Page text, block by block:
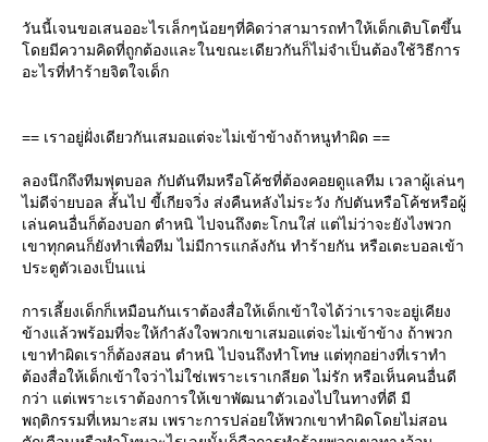
วันนี้เจนขอเสนออะไรเล็กๆน้อยๆที่คิดว่าสามารถทำให้เด็กเติบโตขึ้น
ดยมีความคิดที่ถูกต้องและในขณะเดียวกันก็ไม่จำเป็นต้องใช้วิธีการ
อะไรที่ทำร้ายจิตใจเด็ก
== เราอยู่ฝั่งเดียวกันเสมอแต่จะไม่เข้าข้างถ้าหนูทำผิด ==
ลองนึกถึงทีมฟุตบอล กัปตันทีมหรือโค้ชที่ต้องคอยดูแลทีม เวลาผู้เล่นๆ
ไม่ดีจ่ายบอล สั้นไป ขี้เกียจวิ่ง ส่งคืนหลังไม่ระวัง กัปตันหรือโค้ชหรือผู้
เล่นคนอื่นก็ต้องบอก ตำหนิ ไปจนถึงตะโกนใส่ แต่ไม่ว่าจะยังไงพวก
เขาทุกคนก็ยังทำเพื่อทีม ไม่มีการแกล้งกัน ทำร้ายกัน หรือเตะบอลเข้า
ประตูตัวเองเป็นแน่
การเลี้ยงเด็กก็เหมือนกันเราต้องสื่อให้เด็กเข้าใจได้ว่าเราจะอยู่เคียง
ข้างแล้วพร้อมที่จะให้กำลังใจพวกเขาเสมอแต่จะไม่เข้าข้าง ถ้าพวก
เขาทำผิดเราก็ต้องสอน ตำหนิ ไปจนถึงทำโทษ แต่ทุกอย่างที่เราทำ
ต้องสื่อให้เด็กเข้าใจว่าไม่ใช่เพราะเราเกลียด ไม่รัก หรือเห็นคนอื่นดี
กว่า แต่เพราะเราต้องการให้เขาพัฒนาตัวเองไปในทางที่ดี มี
พฤติกรรมที่เหมาะสม เพราะการปล่อยให้พวกเขาทำผิดโดยไม่สอน